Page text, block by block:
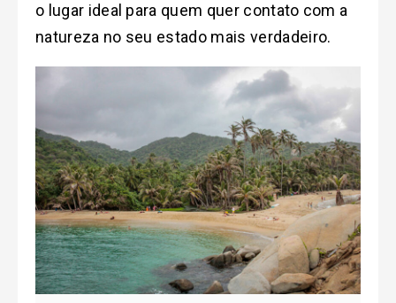
o lugar ideal para quem quer contato com a
natureza no seu estado mais verdadeiro.